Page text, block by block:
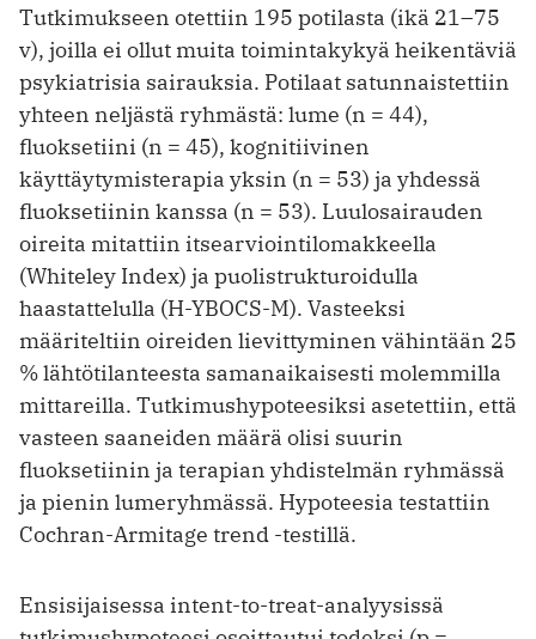
Tutkimukseen otettiin 195 potilasta (ikä 21–75
v), joilla ei ollut muita toimintakykyä heikentäviä
psykiatrisia sairauksia. Potilaat satunnaistettiin
yhteen neljästä ryhmästä: lume (n = 44),
fluoksetiini (n = 45), kognitiivinen
käyttäytymisterapia yksin (n = 53) ja yhdessä
fluoksetiinin kanssa (n = 53). Luulosairauden
oireita mitattiin itsearviointi­lomakkeella
(Whiteley Index) ja puolistrukturoidulla
haastattelulla (H-YBOCS-M). Vasteeksi
määriteltiin oireiden lievittyminen vähintään 25
% lähtötilanteesta samanaikaisesti molemmilla
mittareilla. Tutkimushypoteesiksi asetettiin, että
vasteen saaneiden määrä olisi suurin
fluoksetiinin ja terapian yhdistelmän ryhmässä
ja pienin lume­ryhmässä. Hypoteesia testattiin
Cochran-­Armitage trend -testillä.
Ensisijaisessa intent-to-treat-analyysissä